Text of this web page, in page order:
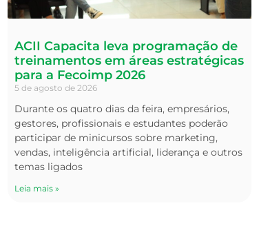
ACII Capacita leva programação de
treinamentos em áreas estratégicas
para a Fecoimp 2026
5 de agosto de 2026
Durante os quatro dias da feira, empresários,
gestores, profissionais e estudantes poderão
participar de minicursos sobre marketing,
vendas, inteligência artificial, liderança e outros
temas ligados
Leia mais »